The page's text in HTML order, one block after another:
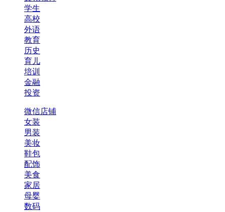
学生
高校
外语
教育
历史
育儿
培训
金融
投资
微信店铺
女装
男装
美妆
鞋包
配饰
美食
家居
母婴
数码